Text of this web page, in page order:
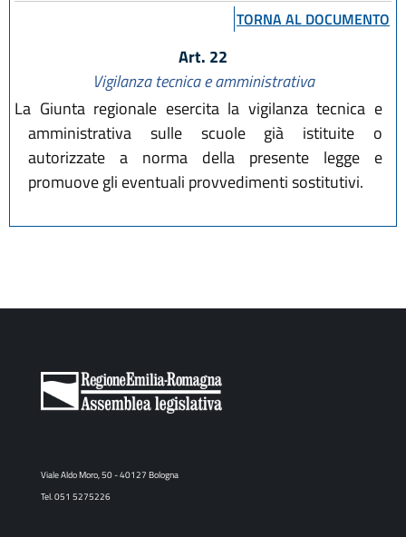
L.R. 22 ottobre 2018 n. 14
L.R. 01 agosto 2019. n. 17
TORNA AL DOCUMENTO
Art. 22
Vigilanza tecnica e amministrativa
La Giunta regionale esercita la vigilanza tecnica e
amministrativa sulle scuole già istituite o
autorizzate a norma della presente legge e
promuove gli eventuali provvedimenti sostitutivi.
Viale Aldo Moro, 50 - 40127 Bologna
Tel. 051 5275226